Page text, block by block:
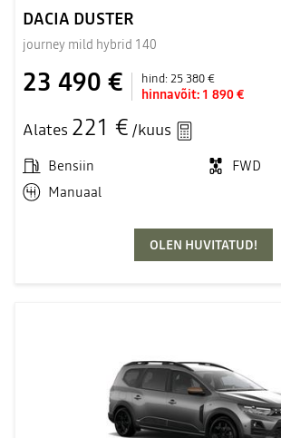
DACIA DUSTER
journey mild hybrid 140
23 490 € hind: 25 380 €
hinnavõit: 1 890 €
Alates 221 € /kuus
Bensiin
FWD
Manuaal
OLEN HUVITATUD!